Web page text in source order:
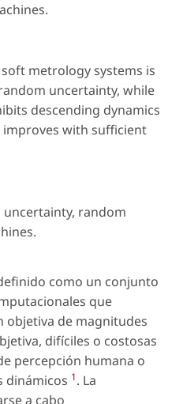
metrology systems is
uncertainty, while
descending dynamics
with sufficient
uncertainty, random
.
como un conjunto
que
objetiva de magnitudes
difíciles o costosas
percepción humana o
dinámicos 1. La
a cabo